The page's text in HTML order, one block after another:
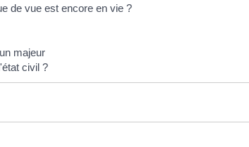
de vue est encore en vie ?
majeur
civil ?